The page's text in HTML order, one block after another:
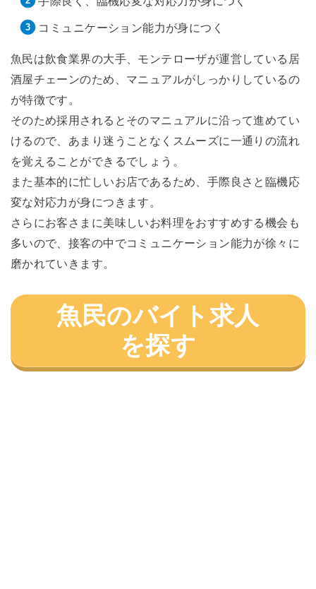
コミュニケーション能力が身につく
魚民は飲食業界の大手、モンテローザが運営している居
酒屋チェーンのため、マニュアルがしっかりしているの
が特徴です。
そのため採用されるとそのマニュアルに沿って進めてい
けるので、あまり迷うことなくスムーズに一通りの流れ
を覚えることができるでしょう。
また基本的に忙しいお店であるため、手際良さと臨機応
変な対応力が身につきます。
さらにお客さまに美味しいお料理をおすすめする機会も
多いので、接客の中でコミュニケーション能力が徐々に
磨かれていきます。
魚民のバイト求人
を探す